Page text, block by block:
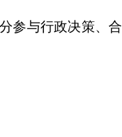
参与行政决策、